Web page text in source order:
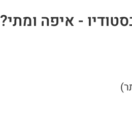
- איפה ומתי?